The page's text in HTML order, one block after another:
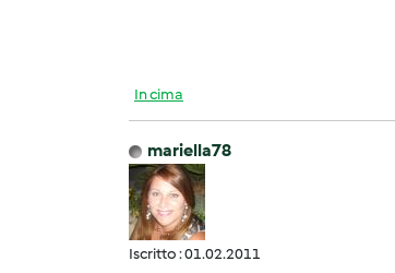
In cima
mariella78
Iscritto : 01.02.2011